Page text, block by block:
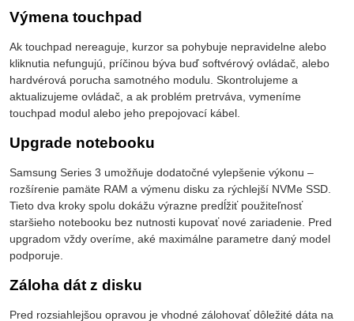
Výmena touchpad
Ak touchpad nereaguje, kurzor sa pohybuje nepravidelne alebo
kliknutia nefungujú, príčinou býva buď softvérový ovládač, alebo
hardvérová porucha samotného modulu. Skontrolujeme a
aktualizujeme ovládač, a ak problém pretrváva, vymeníme
touchpad modul alebo jeho prepojovací kábel.
Upgrade notebooku
Samsung Series 3 umožňuje dodatočné vylepšenie výkonu –
rozšírenie pamäte RAM a výmenu disku za rýchlejší NVMe SSD.
Tieto dva kroky spolu dokážu výrazne predĺžiť použiteľnosť
staršieho notebooku bez nutnosti kupovať nové zariadenie. Pred
upgradom vždy overíme, aké maximálne parametre daný model
podporuje.
Záloha dát z disku
Pred rozsiahlejšou opravou je vhodné zálohovať dôležité dáta na